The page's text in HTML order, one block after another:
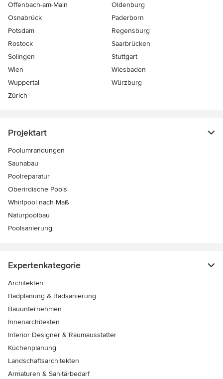
Offenbach-am-Main
Oldenburg
Osnabrück
Paderborn
Potsdam
Regensburg
Rostock
Saarbrücken
Solingen
Stuttgart
Wien
Wiesbaden
Wuppertal
Würzburg
Zürich
Projektart
Poolumrandungen
Saunabau
Poolreparatur
Oberirdische Pools
Whirlpool nach Maß
Naturpoolbau
Poolsanierung
Expertenkategorie
Architekten
Badplanung & Badsanierung
Bauunternehmen
Innenarchitekten
Interior Designer & Raumausstatter
Küchenplanung
Landschaftsarchitekten
Armaturen & Sanitärbedarf